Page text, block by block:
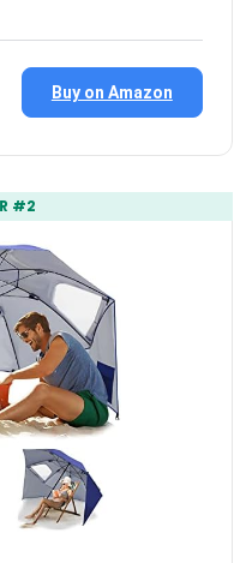
Buy on Amazon
#2